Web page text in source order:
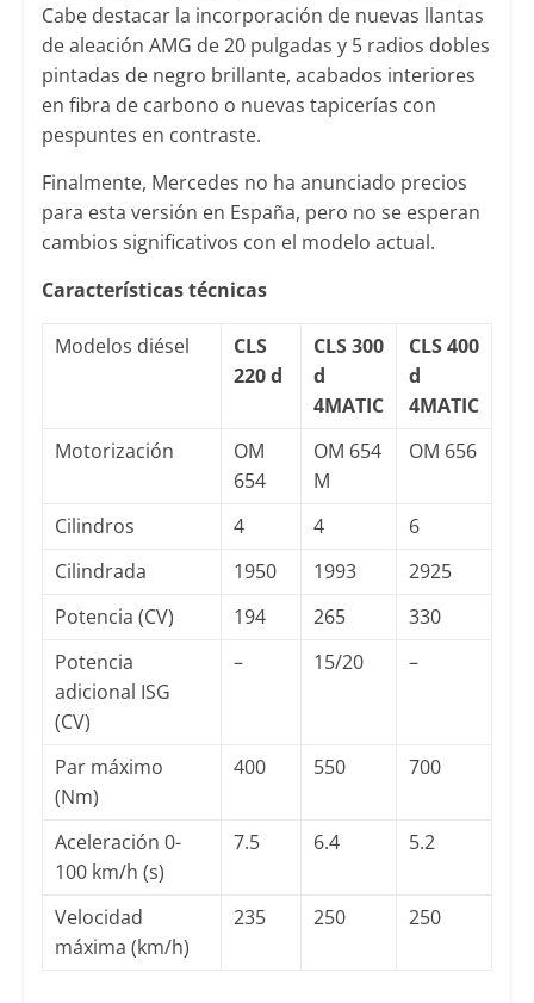
Cabe destacar la incorporación de nuevas llantas
de aleación AMG de 20 pulgadas y 5 radios dobles
pintadas de negro brillante, acabados interiores
en fibra de carbono o nuevas tapicerías con
pespuntes en contraste.
Finalmente, Mercedes no ha anunciado precios
para esta versión en España, pero no se esperan
cambios significativos con el modelo actual.
Características técnicas
Modelos diésel
CLS
220 d
CLS 300
d
4MATIC
CLS 400
d
4MATIC
Motorización
OM
654
OM 654
M
OM 656
Cilindros 4 4
6
Cilindrada
1950 1993
2925
Potencia (CV)
194 265
330
Potencia
adicional ISG
(CV)
– 15/20 –
Par máximo
(Nm)
400 550 700
Aceleración 0-
100 km/h (s)
7.5 6.4 5.2
Velocidad
máxima (km/h)
235 250 250